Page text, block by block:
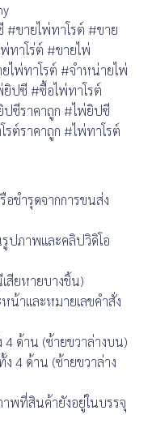
#ขายไพ่ทาโรต์ #ขาย
ทาโร่ต์ #ขายไพ่
ไพ่ทาโรต์ #จำหน่ายไพ่
ยิปซี #ซื้อไพ่ทาโรต์
ปซีราคาถูก #ไพ่ยิปซี
ต์ราคาถูก #ไพ่ทาโรต์
ชำรุดจากการขนส่ง
ปภาพและคลิปวิดิโอ
สียหายบางชิ้น)
น้าและหมายเลขคำสั่ง
ด้าน (ซ้ายขวาล่างบน)
4 ด้าน (ซ้ายขวาล่าง
พที่สินค้ายังอยู่ในบรรจุ